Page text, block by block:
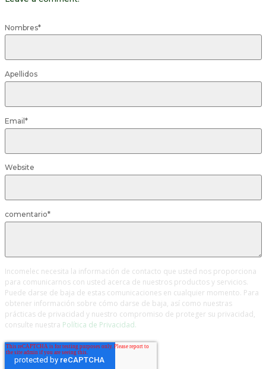
Nombres*
Apellidos
Email*
Website
comentario*
Incomelec necesita la información de contacto que usted nos proporciona
para comunicarnos con usted acerca de nuestros productos y servicios.
Puede darse de baja de estas comunicaciones en cualquier momento. Para
obtener información sobre cómo darse de baja, así como nuestras
prácticas de privacidad y nuestro compromiso de proteger su privacidad,
consulte nuestra Política de Privacidad.